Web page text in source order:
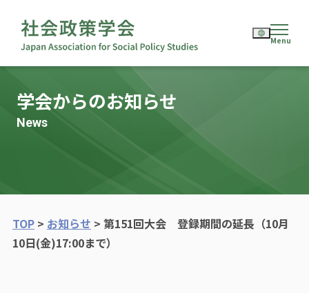
学会からのお知らせ
News
TOP> お知らせ > 第151回大会 登録期間の延長（10月
10日(金)17:00まで）